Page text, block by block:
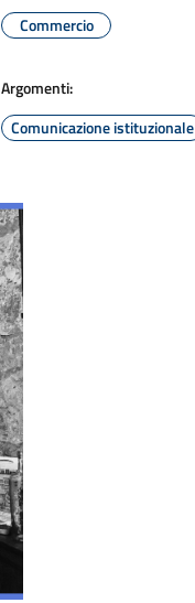
Commercio
Argomenti:
Comunicazione istituzionale